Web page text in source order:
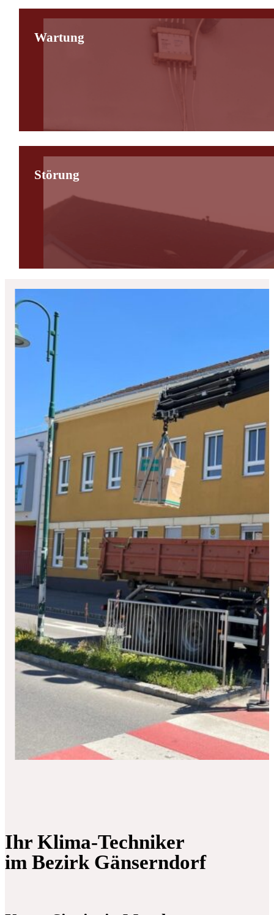
Wartung
Störung
Ihr Klima-Techniker
im Bezirk Gänserndorf